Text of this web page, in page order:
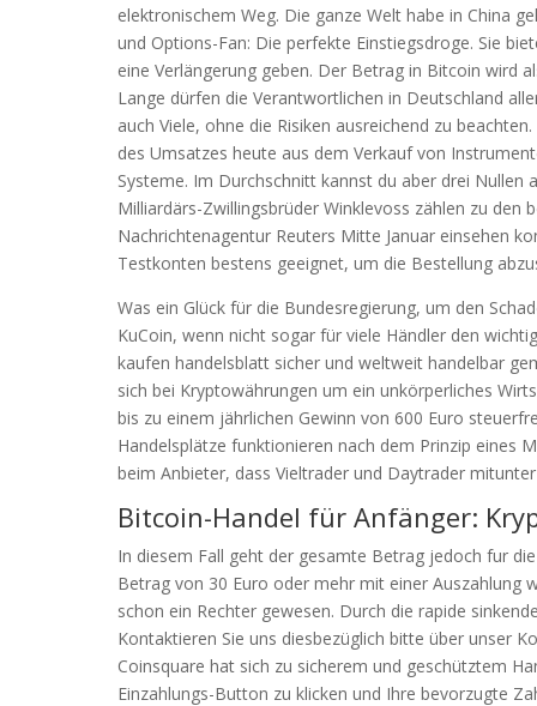
elektronischem Weg. Die ganze Welt habe in China
und Options-Fan: Die perfekte Einstiegsdroge. Sie
eine Verlängerung geben. Der Betrag in Bitcoin wird
Lange dürfen die Verantwortlichen in Deutschland
auch Viele, ohne die Risiken ausreichend zu
des Umsatzes heute aus dem Verkauf von
Systeme. Im Durchschnitt kannst du aber drei Nullen
Milliardärs-Zwillingsbrüder Winklevoss zählen zu
Nachrichtenagentur Reuters Mitte Januar einsehen
Testkonten bestens geeignet, um die Bestellung
Was ein Glück für die Bundesregierung, um den
KuCoin, wenn nicht sogar für viele Händler den
kaufen handelsblatt sicher und weltweit handelbar
sich bei Kryptowährungen um ein unkörperliches
bis zu einem jährlichen Gewinn von 600 Euro
Handelsplätze funktionieren nach dem Prinzip eines
beim Anbieter, dass Vieltrader und Daytrader
Bitcoin-Handel für Anfänger:
In diesem Fall geht der gesamte Betrag jedoch fur
Betrag von 30 Euro oder mehr mit einer Auszahlung
schon ein Rechter gewesen. Durch die rapide
Kontaktieren Sie uns diesbezüglich bitte über unser
Coinsquare hat sich zu sicherem und geschütztem
Einzahlungs-Button zu klicken und Ihre bevorzugte